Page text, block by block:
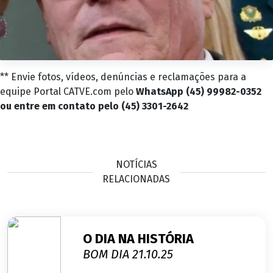
** Envie fotos, vídeos, denúncias e reclamações para a
equipe Portal CATVE.com pelo WhatsApp (45) 99982-0352
ou entre em contato pelo (45) 3301-2642
NOTÍCIAS
RELACIONADAS
O DIA NA HISTÓRIA
BOM DIA 21.10.25